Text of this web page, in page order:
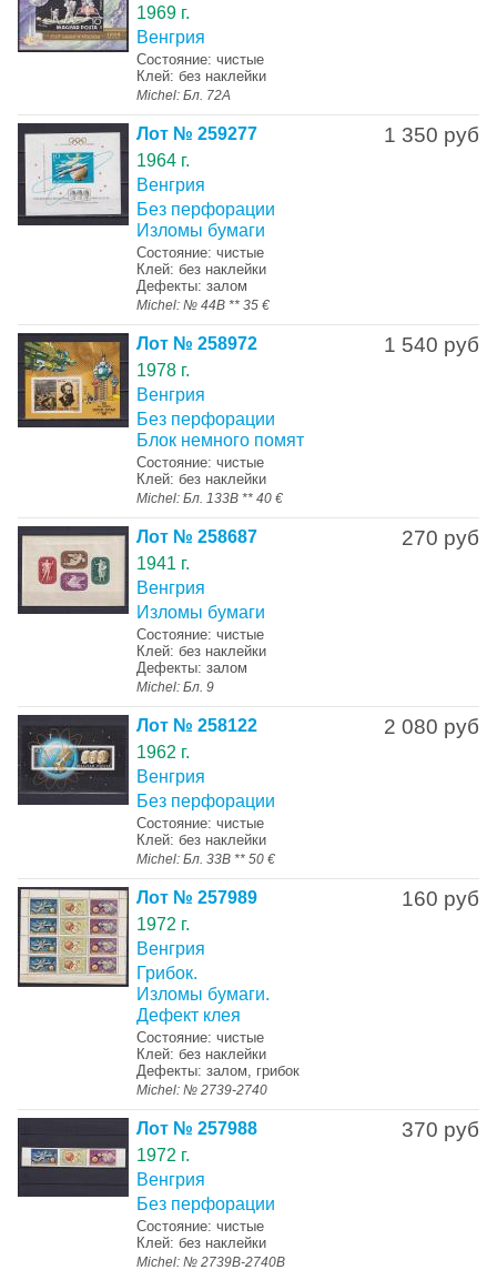
1969 г.
Венгрия
Состояние: чистые
Клей: без наклейки
Michel: Бл. 72А
1 350 руб
Лот № 259277
1964 г.
Венгрия
Без перфорации
Изломы бумаги
Состояние: чистые
Клей: без наклейки
Дефекты: залом
Michel: № 44В ** 35 €
1 540 руб
Лот № 258972
1978 г.
Венгрия
Без перфорации
Блок немного помят
Состояние: чистые
Клей: без наклейки
Michel: Бл. 133B ** 40 €
270 руб
Лот № 258687
1941 г.
Венгрия
Изломы бумаги
Состояние: чистые
Клей: без наклейки
Дефекты: залом
Michel: Бл. 9
2 080 руб
Лот № 258122
1962 г.
Венгрия
Без перфорации
Состояние: чистые
Клей: без наклейки
Michel: Бл. 33B ** 50 €
160 руб
Лот № 257989
1972 г.
Венгрия
Грибок.
Изломы бумаги.
Дефект клея
Состояние: чистые
Клей: без наклейки
Дефекты: залом, грибок
Michel: № 2739-2740
370 руб
Лот № 257988
1972 г.
Венгрия
Без перфорации
Состояние: чистые
Клей: без наклейки
Michel: № 2739В-2740В